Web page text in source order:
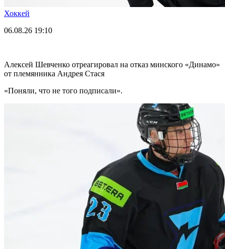
Хоккей
06.08.26 19:10
Алексей Шевченко отреагировал на отказ минского «Динамо»
от племянника Андрея Стася
«Поняли, что не того подписали».